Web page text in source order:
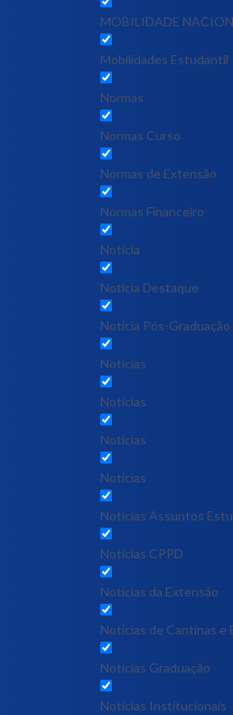
MOBILIDADE
Mobilidades Estudantil
Normas
Normas Curso
Normas de Extensão
Normas Financeiro
Notícia
Notícia Destaque
Noticia Pós-Graduação
Notícias
Notícias
Notícias
Notícias
Notícias Assuntos
Notícias CPPD
Notícias da Extensão
Notícias de Cantinas e
Notícias Graduação
Notícias Institucionais